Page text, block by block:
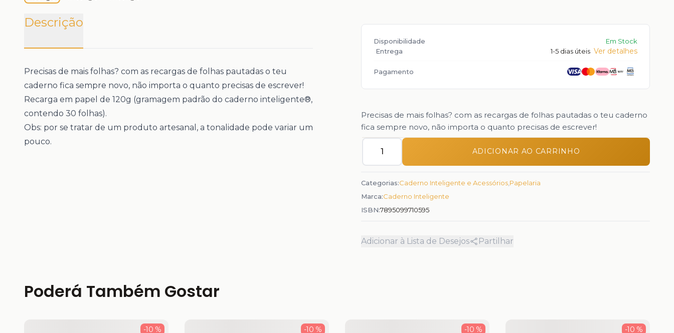
Descrição
Precisas de mais folhas? com as recargas de folhas pautadas o teu
caderno fica sempre novo, não importa o quanto precisas de escrever!
Recarga em papel de 120g (gramagem padrão do caderno inteligente®,
contendo 30 folhas).
Obs: por se tratar de um produto artesanal, a tonalidade pode variar um
pouco.
Disponibilidade
Em Stock
Entrega
1-5 dias úteis Ver detalhes
Pagamento
Precisas de mais folhas? com as recargas de folhas pautadas o teu caderno
fica sempre novo, não importa o quanto precisas de escrever!
Quantidade
ADICIONAR AO CARRINHO
Categorias:Caderno Inteligente e Acessórios Papelaria
Marca:Caderno Inteligente
ISBN:7895099710595
Adicionar à Lista de Desejos Partilhar
Poderá Também Gostar
-10 % -10 % -10 % -10 %